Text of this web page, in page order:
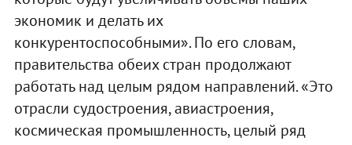
экономик и делать их
конкурентоспособными». По его словам,
правительства обеих стран продолжают
работать над целым рядом направлений. «Это
отрасли судостроения, авиастроения,
космическая промышленность, целый ряд